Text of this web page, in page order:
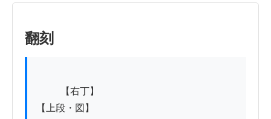
翻刻
【上段・図】